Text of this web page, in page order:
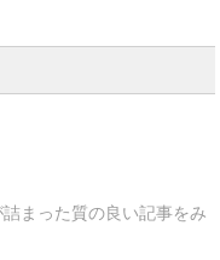
まった質の良い記事をみ